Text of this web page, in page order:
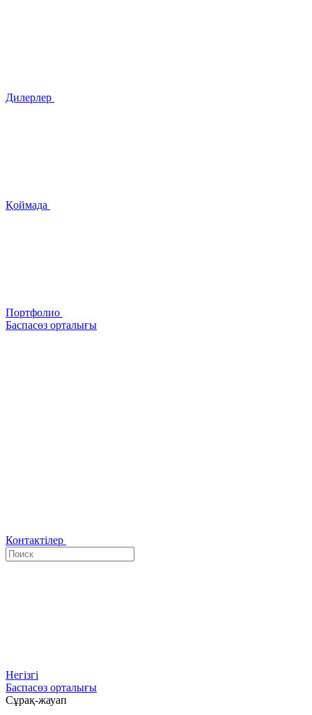
Дилерлер
Қоймада
Портфолио
Баспасөз орталығы
Контактілер
Негізгі
Баспасөз орталығы
Сұрақ-жауап